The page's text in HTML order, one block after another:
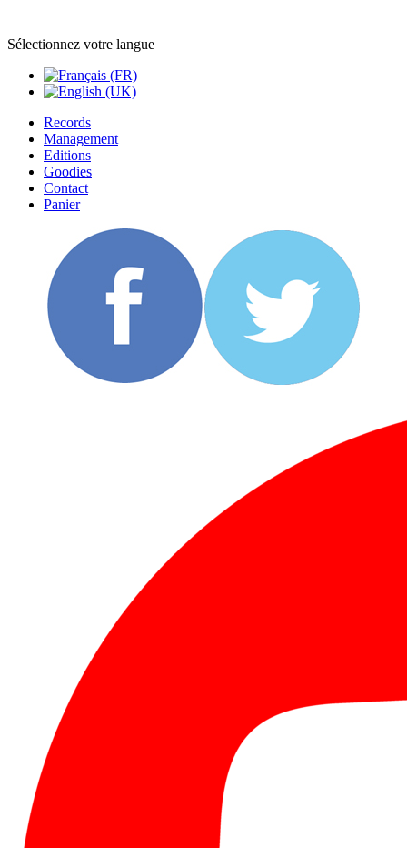
Sélectionnez votre langue
Records
Management
Editions
Goodies
Contact
Panier